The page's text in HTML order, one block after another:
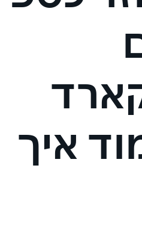
איך